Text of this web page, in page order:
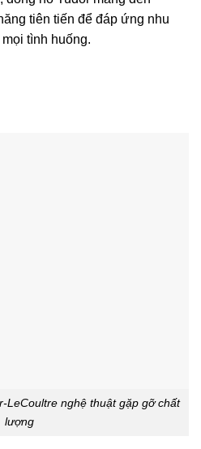
tiên tiến để đáp ứng nhu
tình huống.
LeCoultre nghệ thuật gặp gỡ chất
lượng